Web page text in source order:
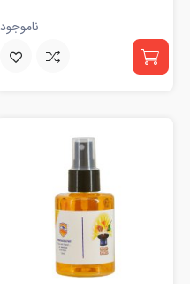
ناموجود